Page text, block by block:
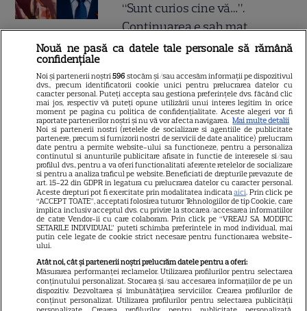
“Sunt curios cine vă…”.
Continuarea e șah mat
Mirabela Grădinaru, dar asta
nu e tot! Surpriza uriașă din
declarația de avere! Da, scrie
negru pe alb! O cheamă…
Jorge, revoltat după ce și-a
găsit apartamentul de la mare
devastat. Ce au lăsat în urmă
turiștii este strigător la Cer
Fiul Deei și al lui Dinu Maxer a
Nouă ne pasă ca datele tale personale să rămână
confidențiale
Noi și partenerii noștri596 stocăm și/sau accesăm informații pe dispozitivul
dvs., precum identificatorii cookie unici pentru prelucrarea datelor cu
caracter personal. Puteți accepta sau gestiona preferințele dvs. făcând clic
mai jos, respectiv vă puteți opune utilizării unui interes legitim în orice
moment pe pagina cu politica de confidențialitate. Aceste alegeri vor fi
raportate partenerilor noștri și nu vă vor afecta navigarea. Mai multe detalii
Noi si partenerii nostri (retelele de socializare si agentiile de publicitate
partenere, precum si furnizorii nostri de servicii de date analitice) prelucram
date pentru a permite website-ului sa functioneze, pentru a personaliza
continutul si anunturile publicitare afisate in functie de interesele si/sau
profilul dvs., pentru a va oferi functionalitati aferente retelelor de socializare
si pentru a analiza traficul pe website. Beneficiati de drepturile prevazute de
art. 15-22 din GDPR in legatura cu prelucrarea datelor cu caracter personal.
Aceste drepturi pot fi exercitate prin modalitatea indicataaici. Prin click pe
“ACCEPT TOATE”, acceptati folosirea tuturor Tehnologiilor de tip Cookie, care
implica inclusiv acceptul dvs. cu privire la stocarea/accesarea informatiilor
de catre Vendor-ii cu care colaboram. Prin click pe “VREAU SA MODIFIC
SETARILE INDIVIDUAL” puteti schimba preferintele in mod individual, mai
putin cele legate de cookie strict necesare pentru functionarea website-
ului.
Atât noi, cât și partenerii noștri prelucrăm datele pentru a oferi:
Măsurarea performanței reclamelor. Utilizarea profilurilor pentru selectarea
conținutului personalizat. Stocarea și/sau accesarea informațiilor de pe un
dispozitiv. Dezvoltarea și îmbunătățirea serviciilor. Crearea profilurilor de
conținut personalizat. Utilizarea profilurilor pentru selectarea publicității